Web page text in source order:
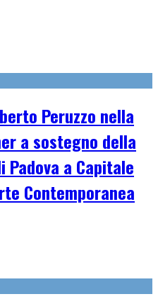
Peruzzo nella
a sostegno della
a Capitale
Contemporanea